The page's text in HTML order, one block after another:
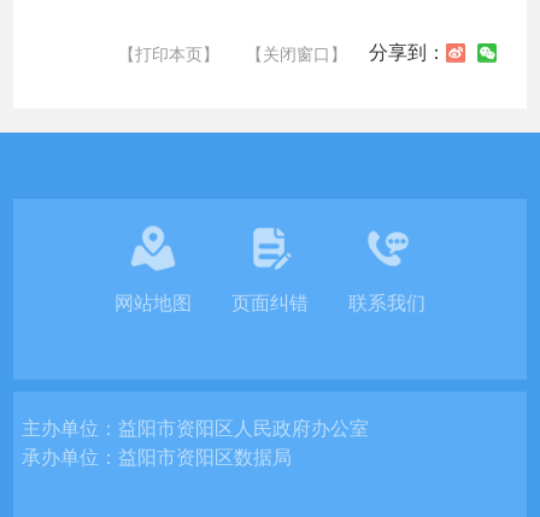
【打印本页】 【关闭窗口】 分享到：
网站地图 页面纠错 联系我们
主办单位：益阳市资阳区人民政府办公室
承办单位：益阳市资阳区数据局